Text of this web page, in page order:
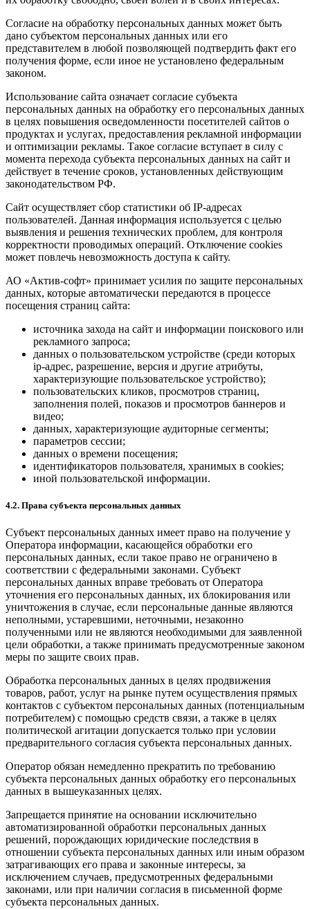
Согласие на обработку персональных данных может быть
дано субъектом персональных данных или его
представителем в любой позволяющей подтвердить факт его
получения форме, если иное не установлено федеральным
законом.
Использование сайта означает согласие субъекта
персональных данных на обработку его персональных данных
в целях повышения осведомленности посетителей сайтов о
продуктах и услугах, предоставления рекламной информации
и оптимизации рекламы. Такое согласие вступает в силу с
момента перехода субъекта персональных данных на сайт и
действует в течение сроков, установленных действующим
законодательством РФ.
Сайт осуществляет сбор статистики об IP-адресах
пользователей. Данная информация используется с целью
выявления и решения технических проблем, для контроля
корректности проводимых операций. Отключение cookies
может повлечь невозможность доступа к сайту.
АО «Актив-софт» принимает усилия по защите персональных
данных, которые автоматически передаются в процессе
посещения страниц сайта:
источника захода на сайт и информации поискового или
рекламного запроса;
данных о пользовательском устройстве (среди которых
ip-адрес, разрешение, версия и другие атрибуты,
характеризующие пользовательское устройство);
пользовательских кликов, просмотров страниц,
заполнения полей, показов и просмотров баннеров и
видео;
данных, характеризующие аудиторные сегменты;
параметров сессии;
данных о времени посещения;
идентификаторов пользователя, хранимых в cookies;
иной пользовательской информации.
4.2. Права субъекта персональных данных
Субъект персональных данных имеет право на получение у
Оператора информации, касающейся обработки его
персональных данных, если такое право не ограничено в
соответствии с федеральными законами. Субъект
персональных данных вправе требовать от Оператора
уточнения его персональных данных, их блокирования или
уничтожения в случае, если персональные данные являются
неполными, устаревшими, неточными, незаконно
полученными или не являются необходимыми для заявленной
цели обработки, а также принимать предусмотренные законом
меры по защите своих прав.
Обработка персональных данных в целях продвижения
товаров, работ, услуг на рынке путем осуществления прямых
контактов с субъектом персональных данных (потенциальным
потребителем) с помощью средств связи, а также в целях
политической агитации допускается только при условии
предварительного согласия субъекта персональных данных.
Оператор обязан немедленно прекратить по требованию
субъекта персональных данных обработку его персональных
данных в вышеуказанных целях.
Запрещается принятие на основании исключительно
автоматизированной обработки персональных данных
решений, порождающих юридические последствия в
отношении субъекта персональных данных или иным образом
затрагивающих его права и законные интересы, за
исключением случаев, предусмотренных федеральными
законами, или при наличии согласия в письменной форме
субъекта персональных данных.